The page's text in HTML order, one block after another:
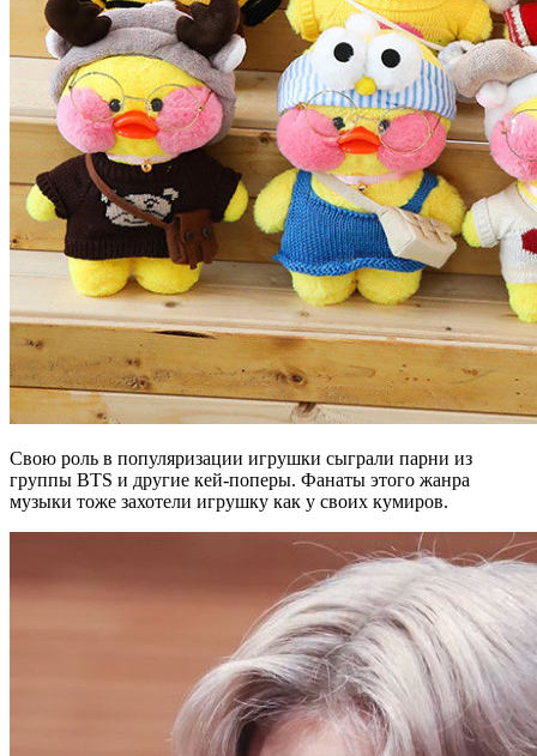
Свою роль в популяризации игрушки сыграли парни из
группы BTS и другие кей-поперы. Фанаты этого жанра
музыки тоже захотели игрушку как у своих кумиров.